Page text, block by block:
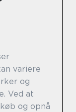
variere
og
Ved at
og opnå